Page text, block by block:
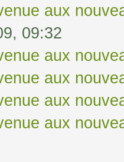
aux
09:32
aux
aux
aux
aux